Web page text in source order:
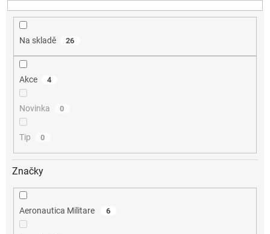
u
Na skladě 26
Akce 4
Novinka 0
Tip 0
Značky
Aeronautica Militare 6